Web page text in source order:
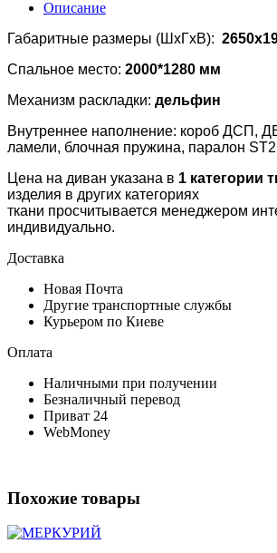
Описание
Габаритные размеры (ШхГхВ):
Спальное место: 2000*1280 мм
Механизм раскладки: дельфин
Внутреннее наполнение: короб ДСП,
ламели, блочная пружина, паралон
Цена на диван указана в 1 категории
изделия в других категориях
ткани просчитывается менеджером
индивидуально.
Доставка
Новая Почта
Другие транспортные службы
Курьером по Киеве
Оплата
Наличными при получении
Безналичный перевод
Приват 24
WebMoney
Похожие товары